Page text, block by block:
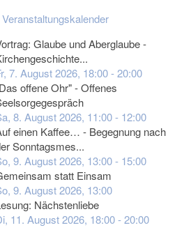
Glaube und Aberglaube -
7. August 2026, 18:00-20:00
offene Ohr" - Offenes
8. August 2026, 11:00- 12:00
einen Kaffee… - Begegnung nach
Sonntagsmes...
9. August 2026, 13:00- 15:00
statt Einsam
9. August 2026, 13:00
Nächstenliebe
11. August 2026, 18:00-20:00